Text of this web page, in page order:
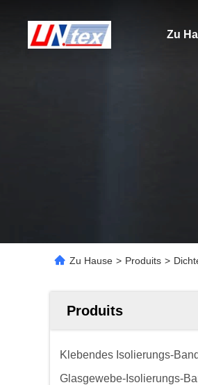
Zu
Zu Hause > Produits >
Produits
Klebendes Isolierungs-Band
Glasgewebe-Isolierungs-